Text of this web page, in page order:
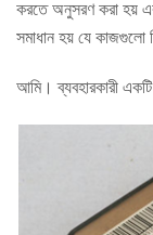
করতে অনুসরণ করা হয় এবং
সমাধান হয় যে কাজগুলো
আমি। ব্যবহারকারী